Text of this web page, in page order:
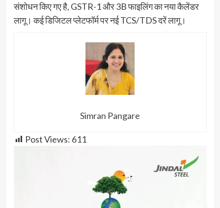
संशोधन किए गए है, GSTR-1 और 3B फाइलिंग का नया कैलेंडर
लागू। कई डिजिटल प्लेटफॉर्म पर नई TCS/TDS दरें लागू।
Simran Pangare
Post Views: 611